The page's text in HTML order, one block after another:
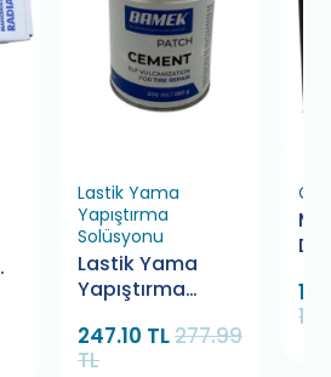
Lastik Yama
Yapıştırma
Solüsyonu
Lastik Yama
Yapıştırma
Bamek 280 gr.
247.10 TL277.99
TL